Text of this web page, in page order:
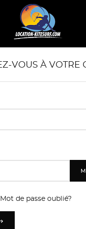
VOUS À VOTRE
Mot de passe oublié?